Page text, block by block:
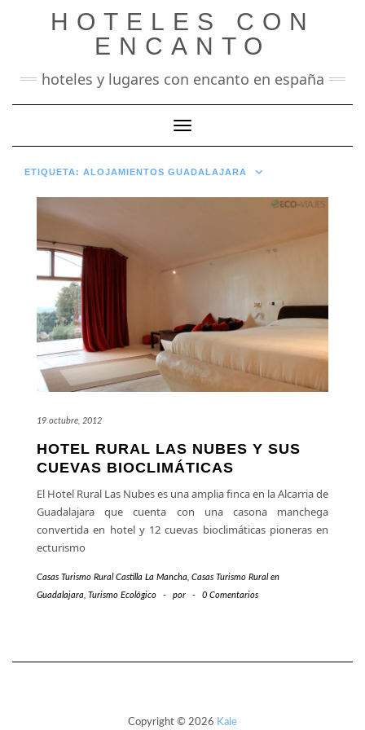
HOTELES CON
ENCANTO
hoteles y lugares con encanto en españa
Cambiar modo de navegación
ETIQUETA: ALOJAMIENTOS GUADALAJARA
19 octubre, 2012
HOTEL RURAL LAS NUBES Y SUS
CUEVAS BIOCLIMÁTICAS
El Hotel Rural Las Nubes es una amplia finca en la Alcarria de
Guadalajara que cuenta con una casona manchega
convertida en hotel y 12 cuevas bioclimáticas pioneras en
ecturismo
Casas Turismo Rural Castilla La Mancha Casas Turismo Rural en
Guadalajara Turismo Ecológico - por - 0 Comentarios
Copyright © 2026 Kale